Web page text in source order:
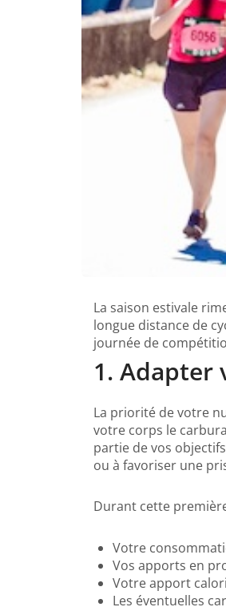
La saison estivale
longue distance de
journée de
1. Adapter
La priorité de votre
votre corps le
partie de vos
ou à favoriser une
Durant cette
Votre
Vos apports en
Votre apport
Les éventuelles